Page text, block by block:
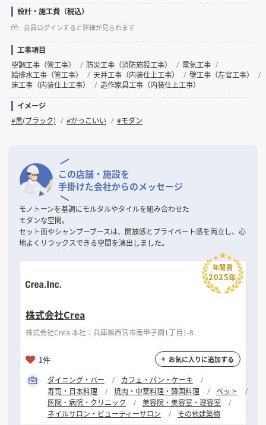
設計・施工費（税込）
会員ログインすると詳細が見られます
工事項目
空調工事（管工事）
防災工事（消防施設工事）
電気工事
給排水工事（管工事）
天井工事（内装仕上工事）
壁工事（左官工事）
床工事（内装仕上工事）
造作家具工事（内装仕上工事）
イメージ
#黒(ブラック)
#かっこいい #モダン
この店舗・施設を
手掛けた会社からのメッセージ
モノトーンを基調にモルタルやタイルを組み合わせた
モダンな空間。
セット面やシャンプーブースは、開放感とプライベート感を両立し、心
地よくリラックスできる空間を演出しました。
株式会社Crea
株式会社Crea 本社：兵庫県西宮市南甲子園1丁目1-8
1件 お気に入りに追加する
年間賞
2025年
ダイニング・バー
カフェ・パン・ケーキ
寿司・日本料理
焼肉・中華料理・韓国料理
ペット
医院・病院・クリニック
美容院・美容室・理容室
ネイルサロン・ビューティーサロン
その他建築物